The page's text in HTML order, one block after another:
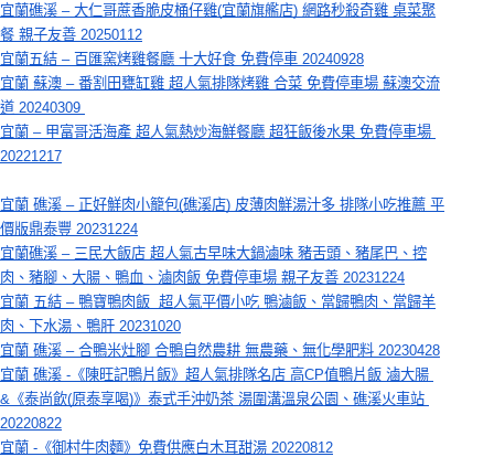
宜蘭礁溪 – 大仁哥蔗香脆皮桶仔雞(宜蘭旗艦店) 網路秒殺奇雞 桌菜聚
餐 親子友善 20250112
宜蘭五結 – 百匯窯烤雞餐廳 十大好食 免費停車 20240928
宜蘭 蘇澳 – 番割田甕缸雞 超人氣排隊烤雞 合菜 免費停車場 蘇澳交流
道 20240309
宜蘭 – 甲富哥活海產 超人氣熱炒海鮮餐廳 超狂飯後水果 免費停車場
20221217
宜蘭 礁溪 – 正好鮮肉小籠包(礁溪店) 皮薄肉鮮湯汁多 排隊小吃推薦 平
價版鼎泰豐 20231224
宜蘭礁溪 – 三民大飯店 超人氣古早味大鍋滷味 豬舌頭、豬尾巴、控
肉、豬腳、大腸、鴨血、滷肉飯 免費停車場 親子友善 20231224
宜蘭 五結 – 鴨寶鴨肉飯  超人氣平價小吃 鴨滷飯、當歸鴨肉、當歸羊
肉、下水湯、鴨肝 20231020
宜蘭 礁溪 – 合鴨米灶腳 合鴨自然農耕 無農藥、無化學肥料 20230428
宜蘭 礁溪 -《陳旺記鴨片飯》超人氣排隊名店 高CP值鴨片飯 滷大腸
&《泰尚飲(原泰享喝)》泰式手沖奶茶 湯圍溝溫泉公園、礁溪火車站
20220822
宜蘭 -《御村牛肉麵》免費供應白木耳甜湯 20220812